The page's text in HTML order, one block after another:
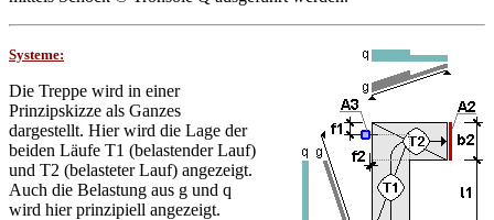
Systeme:
Die Treppe wird in einer
Prinzipskizze als Ganzes
dargestellt. Hier wird die Lage der
beiden Läufe T1 (belastender Lauf)
und T2 (belasteter Lauf) angezeigt.
Auch die Belastung aus g und q
wird hier prinzipiell angezeigt.